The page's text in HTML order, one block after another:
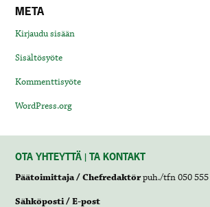
META
Kirjaudu sisään
Sisältösyöte
Kommenttisyöte
WordPress.org
OTA YHTEYTTÄ | TA KONTAKT
Päätoimittaja / Chefredaktörpuh./tfn 050 555
Sähköposti / E-post